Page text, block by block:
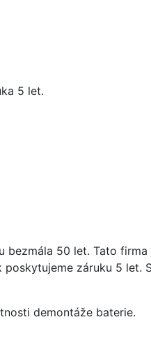
5 let.
bezmála 50 let. Tato
záruku 5 let.
demontáže baterie.